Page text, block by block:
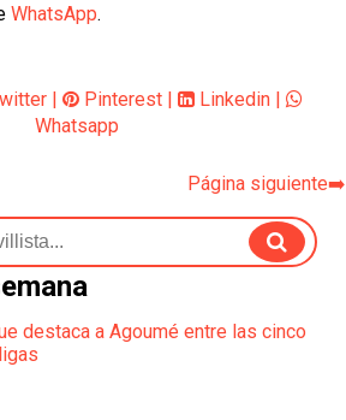
WhatsApp.
| Pinterest | Linkedin |
Whatsapp
Página siguiente➡️
destaca a Agoumé entre las cinco